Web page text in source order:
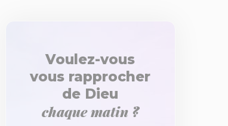
Voulez-vous
vous rapprocher
de Dieu
chaque matin ?